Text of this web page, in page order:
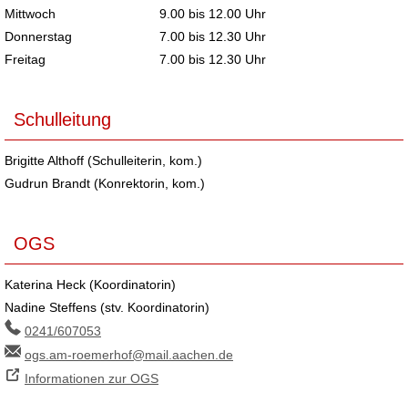
Mittwoch
9.00 bis 12.00 Uhr
Donnerstag
7.00 bis 12.30 Uhr
Freitag
7.00 bis 12.30 Uhr
Schulleitung
Brigitte Althoff (Schulleiterin, kom.)
Gudrun Brandt (Konrektorin, kom.)
OGS
Katerina Heck (Koordinatorin)
Nadine Steffens (stv. Koordinatorin)
0241/607053
ogs.am-roemerhof@mail.aachen.de
Informationen zur OGS